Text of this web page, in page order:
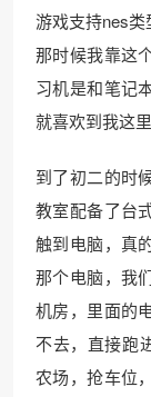
游戏支持nes类
那时候我靠这
习机是和笔记
就喜欢到我这
到了初二的时
教室配备了台
触到电脑，真
那个电脑，我
机房，里面的
不去，直接跑
农场，抢车位